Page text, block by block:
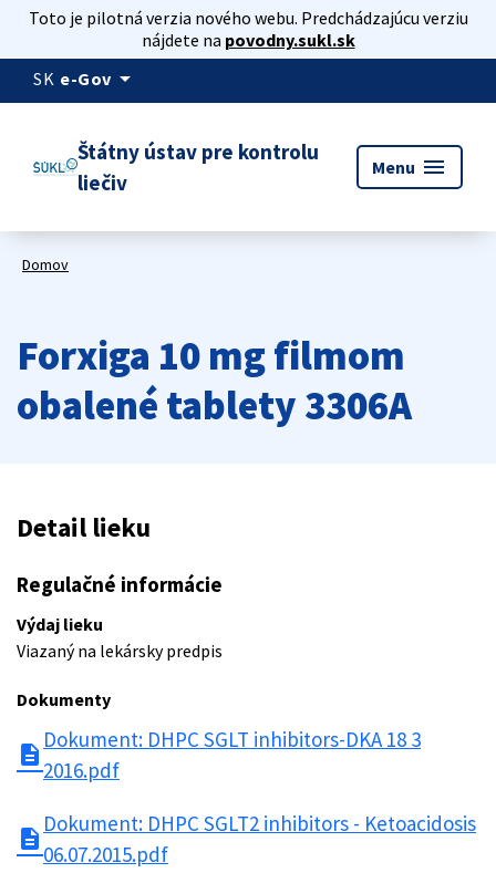
Toto je pilotná verzia nového webu. Predchádzajúcu verziu
nájdete na povodny.sukl.sk
SK e-Gov arrow_drop_down
Štátny ústav pre kontrolu
liečiv
Menu menu
Domov
Forxiga 10 mg filmom
obalené tablety 3306A
Detail lieku
Regulačné informácie
Výdaj lieku
Viazaný na lekársky predpis
Dokumenty
description
Dokument: DHPC SGLT inhibitors-DKA 18 3
2016.pdf
description
Dokument: DHPC SGLT2 inhibitors - Ketoacidosis
06.07.2015.pdf